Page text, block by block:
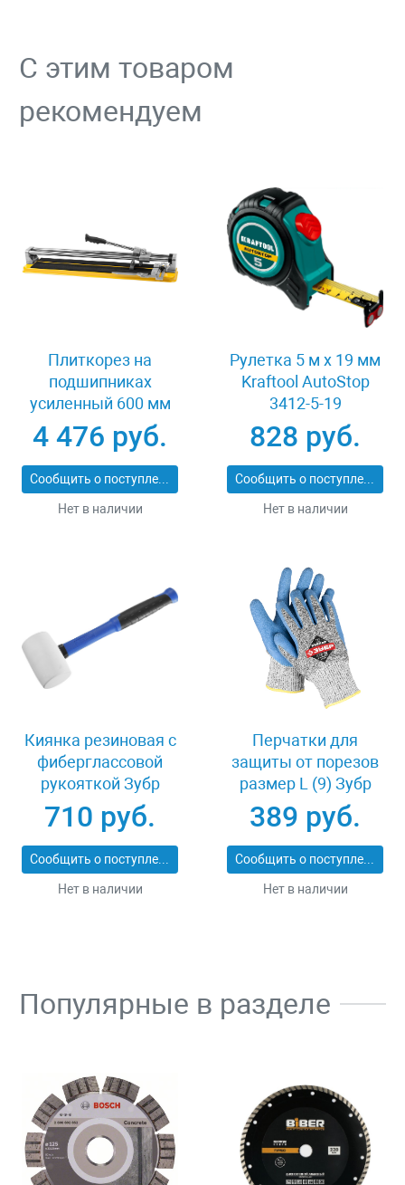
С этим товаром
рекомендуем
Плиткорез на
подшипниках
усиленный 600 мм
Stayer PROFI 3318-60
4 476 руб.
Сообщить о поступлении
Нет в наличии
Рулетка 5 м x 19 мм
Kraftool AutoStop
3412-5-19
828 руб.
Сообщить о поступлении
Нет в наличии
Киянка резиновая с
фиберглассовой
рукояткой Зубр
ПРОФИ 20531-
450_z02
710 руб.
Сообщить о поступлении
Нет в наличии
Перчатки для
защиты от порезов
размер L (9) Зубр
11277-L
389 руб.
Сообщить о поступлении
Нет в наличии
Популярные в разделе